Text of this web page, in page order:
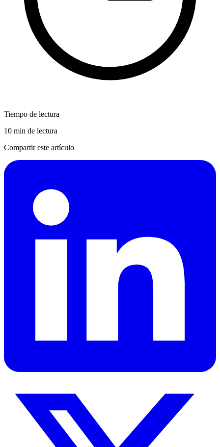
Tiempo de lectura
10 min de lectura
Compartir este artículo